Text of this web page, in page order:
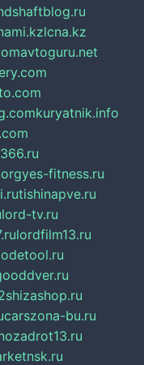
lcna.kz
avtoguru.net
kuryatnik.info
yes-fitness.ru
tishinapve.ru
lord-tv.ru
lordfilm13.ru
carszona-bu.ru